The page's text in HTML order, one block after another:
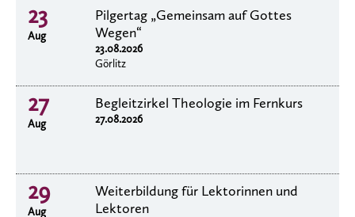
23
Aug
Pilgertag „Gemeinsam auf Gottes
Wegen“
23.08.2026
Görlitz
27
Aug
Begleitzirkel Theologie im Fernkurs
27.08.2026
29
Aug
Weiterbildung für Lektorinnen und
Lektoren